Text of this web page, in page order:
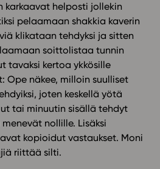
karkaavat helposti jollekin
pelaamaan shakkia kaverin
klikataan tehdyksi ja sitten
soittolistaa tunnin
tavaksi kertoa ykkösille
Ope näkee, milloin suulliset
joten keskellä yötä
tai minuutin sisällä tehdyt
nollille. Lisäksi
kopioidut vastaukset. Moni
riittää silti.